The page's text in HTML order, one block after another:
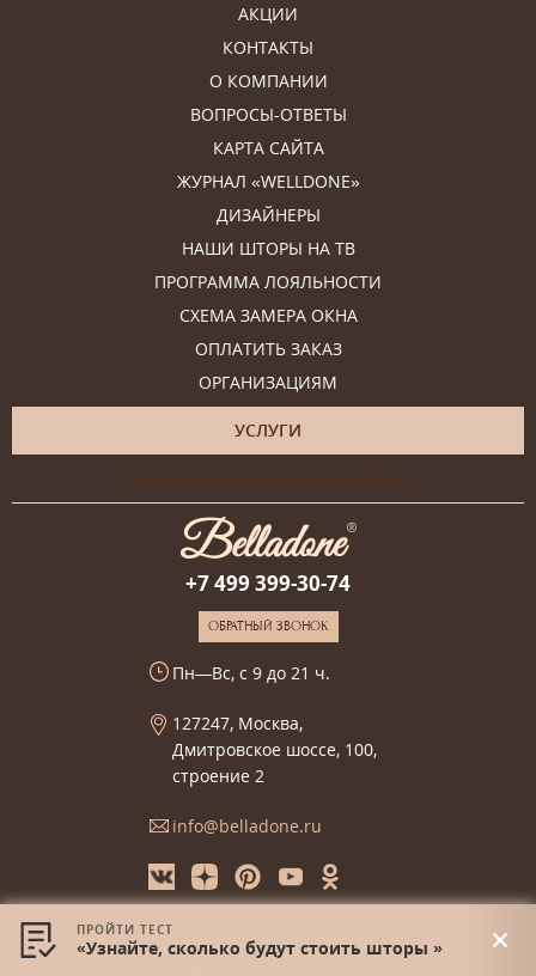
АКЦИИ
КОНТАКТЫ
О КОМПАНИИ
ВОПРОСЫ-ОТВЕТЫ
КАРТА САЙТА
ЖУРНАЛ «WELLDONE»
ДИЗАЙНЕРЫ
НАШИ ШТОРЫ НА ТВ
ПРОГРАММА ЛОЯЛЬНОСТИ
СХЕМА ЗАМЕРА ОКНА
ОПЛАТИТЬ ЗАКАЗ
ОРГАНИЗАЦИЯМ
УСЛУГИ
Онлайн-консультация дизайнера
+7 499 399-30-74
ОБРАТНЫЙ ЗВОНОК
Пн—Вс, с 9 до 21 ч.
127247, Москва,
Дмитровское шоссе, 100,
строение 2
info@belladone.ru
Отзывы о нас:
ПРОЙТИ ТЕСТ
«Узнайте, сколько будут стоить шторы »